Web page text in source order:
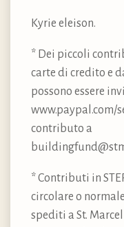
Kyrie eleison.
* Dei piccoli
carte di credito e
possono essere
www.paypal.com/
contributo a
* Contributi in
circolare o
spediti a St. Marcel